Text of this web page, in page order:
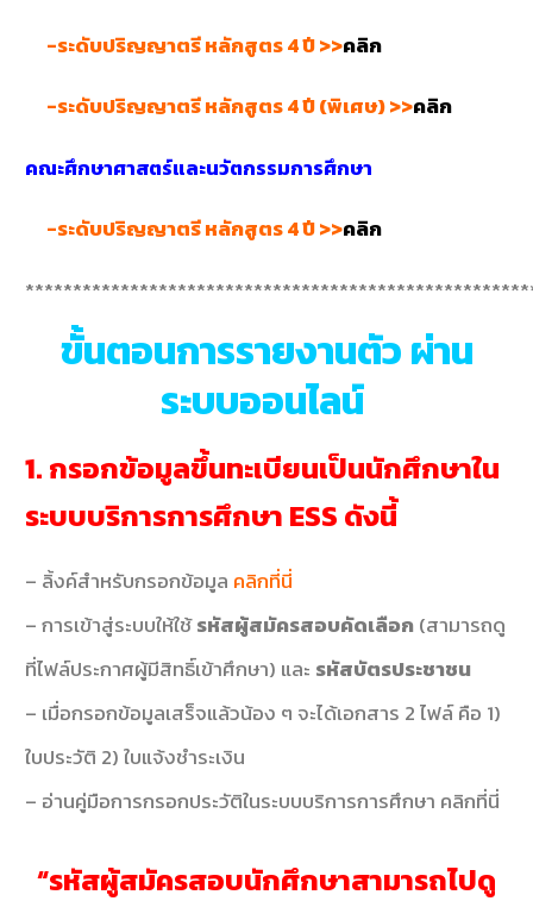
-ระดับปริญญาตรี หลักสูตร 4 ปี >>คลิก
-ระดับปริญญาตรี หลักสูตร 4 ปี (พิเศษ) >>คลิก
คณะศึกษาศาสตร์และนวัตกรรมการศึกษา
-ระดับปริญญาตรี หลักสูตร 4 ปี >>คลิก
ขั้นตอนการรายงานตัว ผ่าน
ระบบออนไลน์
1. กรอกข้อมูลขึ้นทะเบียนเป็นนักศึกษาใน
ระบบบริการการศึกษา ESS ดังนี้
– ลิ้งค์สำหรับกรอกข้อมูล คลิกที่นี่
– การเข้าสู่ระบบให้ใช้รหัสผู้สมัครสอบคัดเลือก(สามารถดู
ที่ไฟล์ประกาศผู้มีสิทธิ์เข้าศึกษา) และ รหัสบัตรประชาชน
– เมื่อกรอกข้อมูลเสร็จแล้วน้อง ๆ จะได้เอกสาร 2 ไฟล์ คือ 1)
ใบประวัติ 2) ใบแจ้งชำระเงิน
– อ่านคู่มือการกรอกประวัติในระบบบริการการศึกษา คลิกที่นี่
“รหัสผู้สมัครสอบนักศึกษาสามารถไปดู